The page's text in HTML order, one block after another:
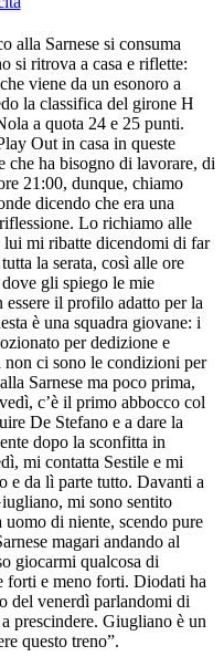
alla Sarnese si consuma
si ritrova a casa e riflette:
viene da un esonoro a
la classifica del girone H
a quota 24 e 25 punti.
Out in casa in queste
che ha bisogno di lavorare, di
21:00, dunque, chiamo
dicendo che era una
Lo richiamo alle
lui mi ribatte dicendomi di far
la serata, così alle ore
gli spiego le mie
il profilo adatto per la
è una squadra giovane: i
per dedizione e
ci sono le condizioni per
Sarnese ma poco prima,
c’è il primo abbocco col
De Stefano e a dare la
dopo la sconfitta in
mi contatta Sestile e mi
e da lì parte tutto. Davanti a
mi sono sentito
di niente, scendo pure
magari andando al
giocarmi qualcosa di
forti e meno forti. Diodati ha
del venerdì parlandomi di
prescindere. Giugliano è un
questo treno”.